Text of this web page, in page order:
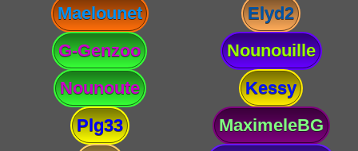
Maelounet
Elyd2
G-Genzoo
Nounouille
Nounoute
Kessy
Plg33
MaximeleBG